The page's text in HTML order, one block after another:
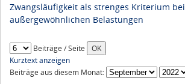
Zwangsläufigkeit als strenges Kriterium bei
außergewöhnlichen Belastungen
Beiträge / Seite
Kurztext anzeigen
Beiträge aus diesem Monat: